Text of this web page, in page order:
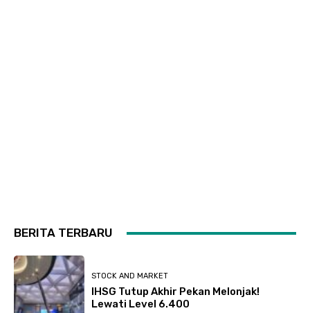
BERITA TERBARU
STOCK AND MARKET
IHSG Tutup Akhir Pekan Melonjak!
Lewati Level 6.400